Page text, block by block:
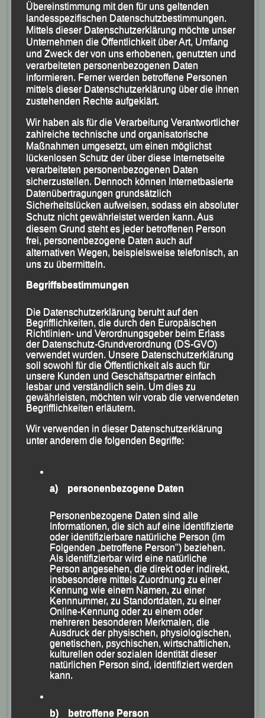
(KS.) Mit klasse Leistungen und tollen Ergebnissen
glänzten Stefanie Auer, Gaby Kopfinger, Marion Kopp,
Martina und Peter Schneider und Martha Weber von
der Leichtathletik Gemeinschaft (LG) Passau bei der
fünften Ausgabe des „Sauwald-Trails“, bei dem über
260 Teilnehmer aus dem In- und Ausland in der
oberösterreichischen Gemeinde Schardenberg auf drei
Strecken an den Start gingen.
Beim sog. „CAB Kösslbach Trail“, bei dem 13 km und
300 Höhenmeter zu bewältigen waren, erkämpfte sich
Martha Weber nach 1:08:55 Stunden hinter der
Trailrunning-Spezialistin Andrea Bartsch Platz Zwei in
der Gesamtwertung. Marion Kopp lief nach 1:16:42
Stunden als Fünfte der Gesamtwertung und Siegerin
ihrer Altersklasse (AK) Masters W 45/55 über die
Ziellinie auf dem Schardenberger Sportplatz. Martina
ihrer Endzeit von 1:45:42 Stunden belegten in dieser
AK die Ränge Sechs und Sieben.
Der einzige männliche LG-Starter Peter Schneider,
sonst mehr mit dem Kajak auf dem Inn unterwegs,
wurde nach 1:27:22 Stunden Achter in seiner AK M
45/55.
Beim heuer erstmals im Programm aufgenommenen „K
25 km, bei dem man die drei Gemeinden
und 600 Höhenmeter zu bewältigen hat, lief Stefanie
Auer mit einer Zeit von 2:55:04 Stunden als
Übereinstimmung mit den für uns geltenden
landesspezifischen Datenschutzbestimmungen.
Mittels dieser Datenschutzerklärung möchte unser
Unternehmen die Öffentlichkeit über Art, Umfang
und Zweck der von uns erhobenen, genutzten und
verarbeiteten personenbezogenen Daten
informieren. Ferner werden betroffene Personen
mittels dieser Datenschutzerklärung über die ihnen
zustehenden Rechte aufgeklärt.
Wir haben als für die Verarbeitung Verantwortlicher
zahlreiche technische und organisatorische
Maßnahmen umgesetzt, um einen möglichst
lückenlosen Schutz der über diese Internetseite
verarbeiteten personenbezogenen Daten
sicherzustellen. Dennoch können Internetbasierte
Datenübertragungen grundsätzlich
Sicherheitslücken aufweisen, sodass ein absoluter
Schutz nicht gewährleistet werden kann. Aus
diesem Grund steht es jeder betroffenen Person
frei, personenbezogene Daten auch auf
alternativen Wegen, beispielsweise telefonisch, an
uns zu übermitteln.
Begriffsbestimmungen
Die Datenschutzerklärung beruht auf den
Begrifflichkeiten, die durch den Europäischen
Richtlinien- und Verordnungsgeber beim Erlass
der Datenschutz-Grundverordnung (DS-GVO)
verwendet wurden. Unsere Datenschutzerklärung
soll sowohl für die Öffentlichkeit als auch für
unsere Kunden und Geschäftspartner einfach
lesbar und verständlich sein. Um dies zu
gewährleisten, möchten wir vorab die verwendeten
Begrifflichkeiten erläutern.
Wir verwenden in dieser Datenschutzerklärung
unter anderem die folgenden Begriffe:
a) personenbezogene Daten
Personenbezogene Daten sind alle
Informationen, die sich auf eine identifizierte
oder identifizierbare natürliche Person (im
Folgenden „betroffene Person") beziehen.
Als identifizierbar wird eine natürliche
Person angesehen, die direkt oder indirekt,
insbesondere mittels Zuordnung zu einer
Kennung wie einem Namen, zu einer
Kennnummer, zu Standortdaten, zu einer
Online-Kennung oder zu einem oder
mehreren besonderen Merkmalen, die
Ausdruck der physischen, physiologischen,
genetischen, psychischen, wirtschaftlichen,
kulturellen oder sozialen Identität dieser
natürlichen Person sind, identifiziert werden
kann.
b) betroffene Person